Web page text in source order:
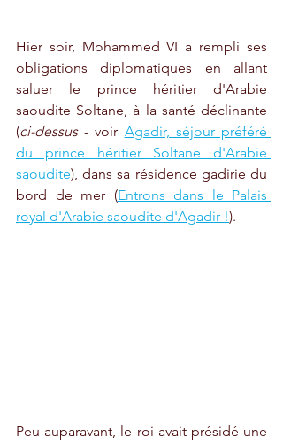
Hier soir, Mohammed VI a rempli ses
obligations diplomatiques en allant
saluer le prince héritier d'Arabie
saoudite Soltane, à la santé déclinante
(ci-dessus - voir Agadir, séjour préféré
du prince héritier Soltane d'Arabie
saoudite), dans sa résidence gadirie du
bord de mer (Entrons dans le Palais
royal d'Arabie saoudite d'Agadir !).
Peu auparavant, le roi avait présidé une